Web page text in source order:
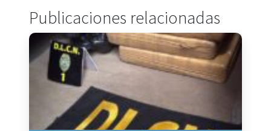
Publicaciones relacionadas